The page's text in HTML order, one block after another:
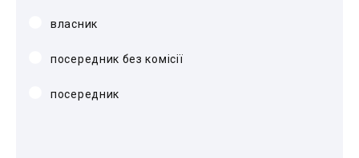
власник
посередник без комісії
посередник